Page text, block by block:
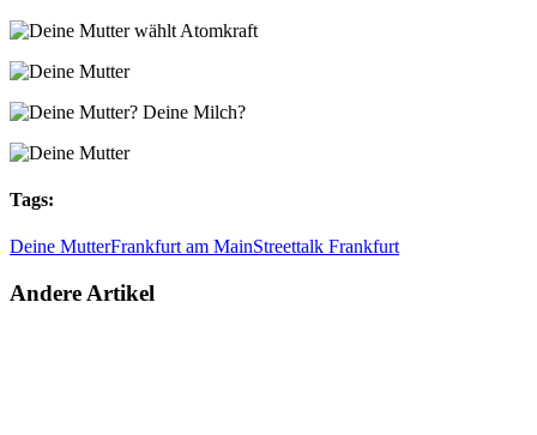
Tags:
Deine MutterFrankfurt am MainStreettalk Frankfurt
Andere Artikel